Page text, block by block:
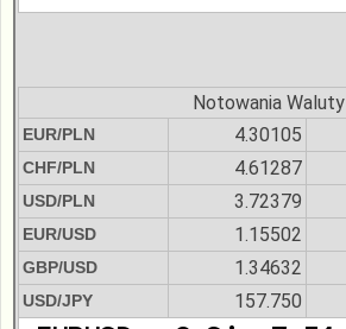
Notowania Waluty
EUR/PLN 4.30105
CHF/PLN 4.61287
USD/PLN 3.72379
EUR/USD 1.15502
GBP/USD 1.34632
USD/JPY 157.750